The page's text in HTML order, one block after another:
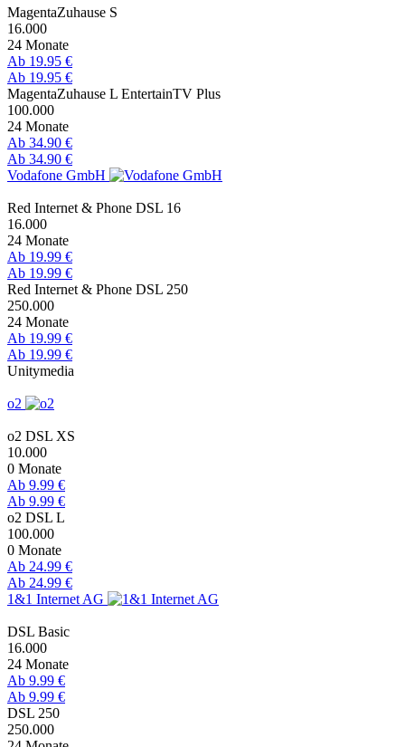
MagentaZuhause S
16.000
24 Monate
Ab 19.95 €
Ab 19.95 €
MagentaZuhause L EntertainTV Plus
100.000
24 Monate
Ab 34.90 €
Ab 34.90 €
Vodafone GmbH
Red Internet & Phone DSL 16
16.000
24 Monate
Ab 19.99 €
Ab 19.99 €
Red Internet & Phone DSL 250
250.000
24 Monate
Ab 19.99 €
Ab 19.99 €
Unitymedia
o2
o2 DSL XS
10.000
0 Monate
Ab 9.99 €
Ab 9.99 €
o2 DSL L
100.000
0 Monate
Ab 24.99 €
Ab 24.99 €
1&1 Internet AG
DSL Basic
16.000
24 Monate
Ab 9.99 €
Ab 9.99 €
DSL 250
250.000